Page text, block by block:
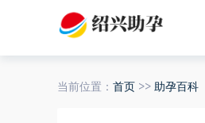
当前位置： 首页 >> 助孕百科